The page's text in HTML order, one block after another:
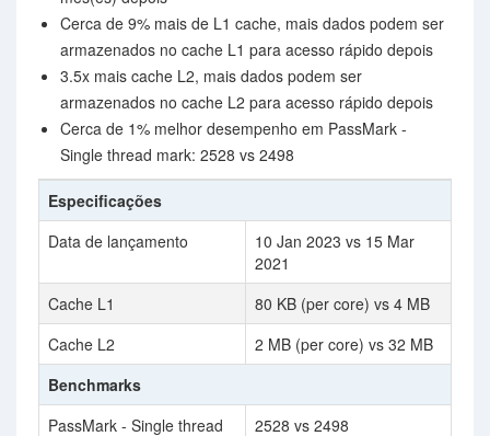
Cerca de 9% mais de L1 cache, mais dados podem ser
armazenados no cache L1 para acesso rápido depois
3.5x mais cache L2, mais dados podem ser
armazenados no cache L2 para acesso rápido depois
Cerca de 1% melhor desempenho em PassMark -
Single thread mark: 2528 vs 2498
Especificações
Data de lançamento
10 Jan 2023 vs 15 Mar
2021
Cache L1
80 KB (per core) vs 4 MB
Cache L2
2 MB (per core) vs 32 MB
Benchmarks
PassMark - Single thread
2528 vs 2498